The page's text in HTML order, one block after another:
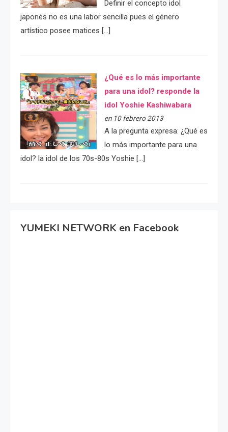
Definir el concepto idol
japonés no es una labor sencilla pues el género
artístico posee matices […]
¿Qué es lo más importante
para una idol? responde la
idol Yoshie Kashiwabara
en 10 febrero 2013
A la pregunta expresa: ¿Qué es
lo más importante para una
idol? la idol de los 70s-80s Yoshie […]
YUMEKI NETWORK en Facebook